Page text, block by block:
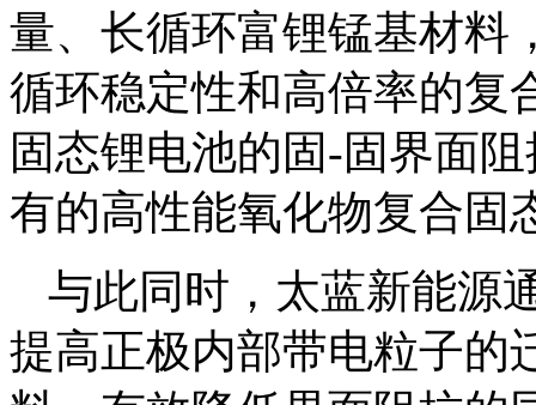
量、长循环富锂锰基材料
循环稳定性和高倍率的复
固态锂电池的固-固界面
有的高性能氧化物复合固
与此同时，太蓝新能源
提高正极内部带电粒子的